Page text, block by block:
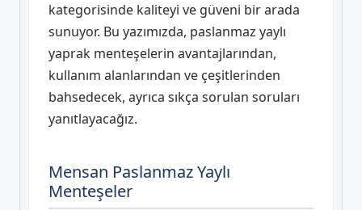
kategorisinde kaliteyi ve güveni bir arada
sunuyor. Bu yazımızda, paslanmaz yaylı
yaprak menteşelerin avantajlarından,
kullanım alanlarından ve çeşitlerinden
bahsedecek, ayrıca sıkça sorulan soruları
yanıtlayacağız.
Mensan Paslanmaz Yaylı
Menteşeler